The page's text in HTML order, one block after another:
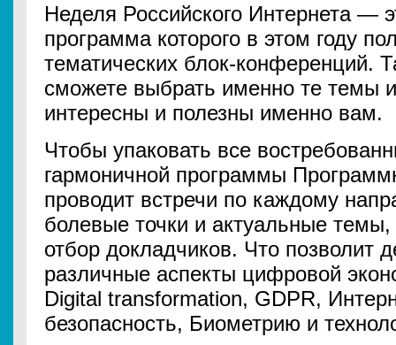
Неделя Российского Интернета
программа которого в этом году
тематических блок-конференций.
сможете выбрать именно те темы
интересны и полезны именно вам.
Чтобы упаковать все
гармоничной программы
проводит встречи по каждому
болевые точки и актуальные темы,
отбор докладчиков. Что позволит
различные аспекты цифровой
Digital transformation, GDPR,
безопасность, Биометрию и